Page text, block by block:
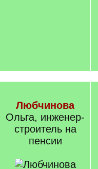
Любчинова
Ольга, инженер-
строитель на
пенсии